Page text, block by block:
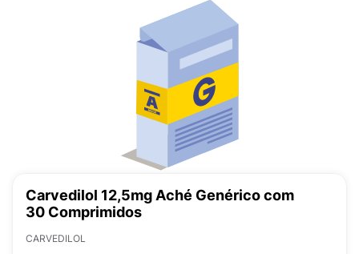
Carvedilol 12,5mg Aché Genérico com
30 Comprimidos
CARVEDILOL